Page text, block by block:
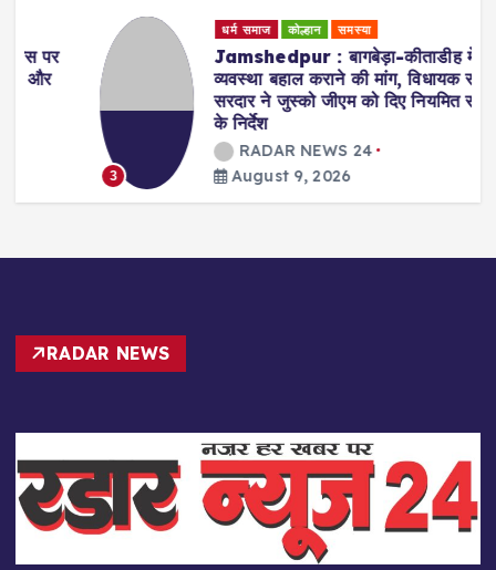
धर्म समाज कोल्हान समस्या
Jamshedpur : बागबेड़ा-कीताडीह में सफाई
व्यवस्था बहाल कराने की मांग, विधायक संजीव
सरदार ने जुस्को जीएम को दिए नियमित सफाई
के निर्देश
RADAR NEWS 24
August 9, 2026
RADAR NEWS